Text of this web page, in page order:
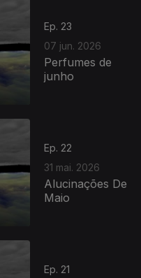
Ep. 23
07 jun. 2026
Perfumes de
junho
Ep. 22
31 mai. 2026
Alucinações De
Maio
Ep. 21